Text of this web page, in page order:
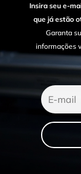
Insira seu e-
que já estão
Garanta
informações